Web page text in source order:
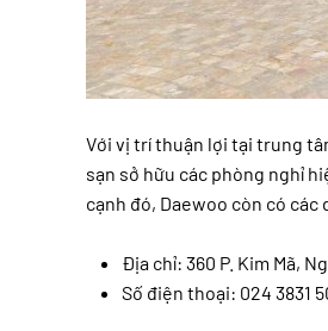
Với vị trí thuận lợi tại trung
sạn sở hữu các phòng nghỉ
cạnh đó, Daewoo còn có
Địa chỉ: 360 P. Kim Mã,
Số điện thoại: 024 3831